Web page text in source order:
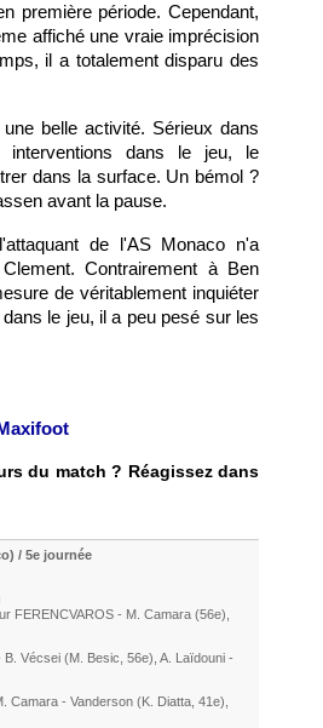
première période. Cependant,
affiché une vraie imprécision
il a totalement disparu des
belle activité. Sérieux dans
interventions dans le jeu, le
dans la surface. Un bémol ?
avant la pause.
de l'AS Monaco n'a
Contrairement à Ben
de véritablement inquiéter
le jeu, il a peu pesé sur les
du match ? Réagissez dans
/ 5e journée
FERENCVAROS - M. Camara (56e)
B. Vécsei (M. Besic , 56e) A. Laïdouni -
Camara - Vanderson (K. Diatta , 41e)